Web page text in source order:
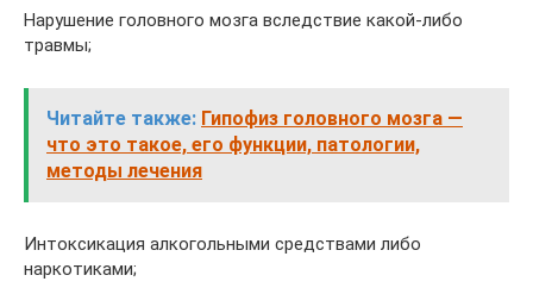
Нарушение головного мозга вследствие какой-либо
травмы;
Читайте также: Гипофиз головного мозга —
что это такое, его функции, патологии,
методы лечения
Интоксикация алкогольными средствами либо
наркотиками;